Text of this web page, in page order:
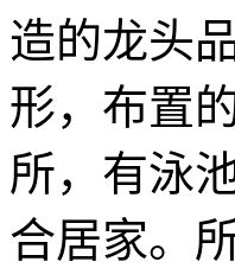
造的龙头
形，布置
所，有泳
合居家。